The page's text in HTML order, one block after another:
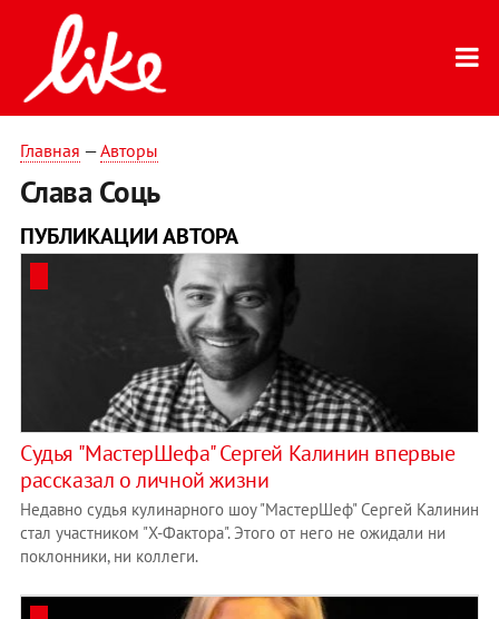
Главная —Авторы
Слава Соць
ПУБЛИКАЦИИ АВТОРА
Cудья "МастерШефа" Сергей Калинин впервые
рассказал о личной жизни
Недавно судья кулинарного шоу "МастерШеф" Сергей Калинин
стал участником "Х-Фактора". Этого от него не ожидали ни
поклонники, ни коллеги.